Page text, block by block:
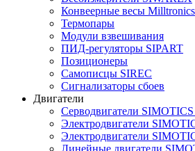
Конвеерные весы Milltronics
Термопары
Модули взвешивания
ПИД-регуляторы SIPART
Позиционеры
Самописцы SIREC
Сигнализаторы сбоев
Двигатели
Серводвигатели
Электродвигатели
Электродвигатели
Линейные двигатели